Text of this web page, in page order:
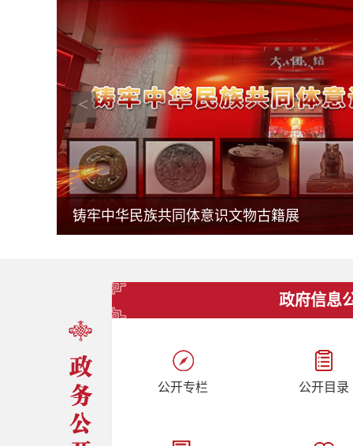
铸牢中华民族共同体意识文物古籍展
<
政府信息
公开专栏 公开目录